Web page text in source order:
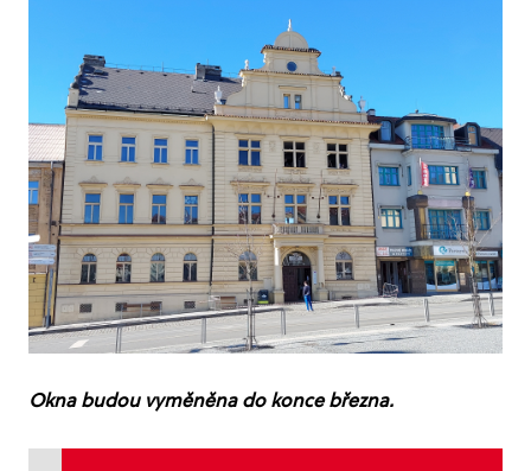
Okna budou vyměněna do konce března.